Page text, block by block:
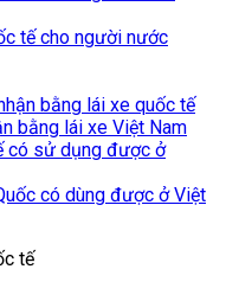
tế cho người nước
bằng lái xe quốc tế
bằng lái xe Việt Nam
có sử dụng được ở
có dùng được ở Việt
tế